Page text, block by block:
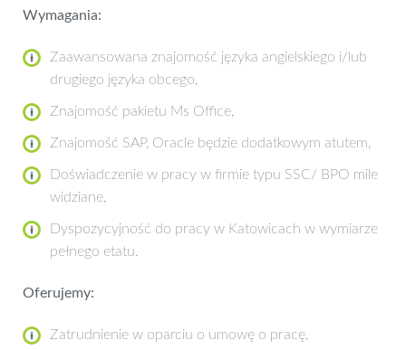
Wymagania:
Zaawansowana znajomość języka angielskiego i/lub
drugiego języka obcego,
Znajomość pakietu Ms Office,
Znajomość SAP, Oracle będzie dodatkowym atutem,
Doświadczenie w pracy w firmie typu SSC/ BPO mile
widziane,
Dyspozycyjność do pracy w Katowicach w wymiarze
pełnego etatu.
Oferujemy:
Zatrudnienie w oparciu o umowę o pracę,